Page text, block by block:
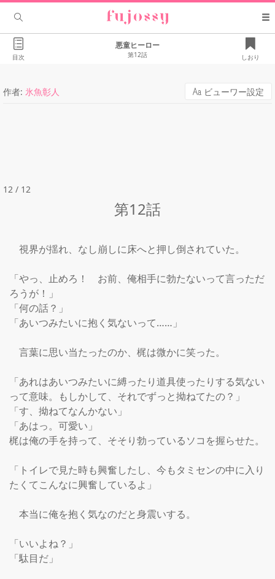
目次
悪童ヒーロー
第12話 しおり
作者: 氷魚彰人 ビューワー設定
12 / 12
第12話
視界が揺れ、なし崩しに床へと押し倒されていた。
「やっ、止めろ！　お前、俺相手に勃たないって言っただ
ろうが！」
「何の話？」
「あいつみたいに抱く気ないって……」
言葉に思い当たったのか、梶は微かに笑った。
「あれはあいつみたいに縛ったり道具使ったりする気ない
って意味。もしかして、それでずっと拗ねてたの？」
「す、拗ねてなんかない」
「あはっ。可愛い」
梶は俺の手を持って、そそり勃っているソコを握らせた。
「トイレで見た時も興奮したし、今もタミセンの中に入り
たくてこんなに興奮しているよ」
本当に俺を抱く気なのだと身震いする。
「いいよね？」
「駄目だ」